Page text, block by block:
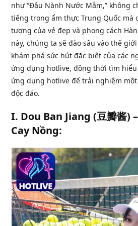
như “Đậu Nành Nước Mắm,” không
tiếng trong ẩm thực Trung Quốc mà
tượng của vẻ đẹp và phong cách
này, chúng ta sẽ đào sâu vào thế
khám phá sức hút đặc biệt của các
ứng dụng hotlive, đồng thời tìm hiểu
ứng dụng hotlive để trải nghiệm
độc đáo.
I. Dou Ban Jiang (豆瓣酱)
Cay Nồng: